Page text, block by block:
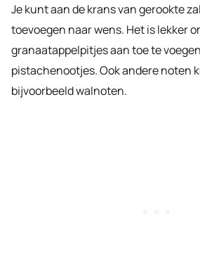
Je kunt aan de krans van gerookte
toevoegen naar wens. Het is lekker
granaatappelpitjes aan toe te
pistachenootjes. Ook andere noten
bijvoorbeeld walnoten.